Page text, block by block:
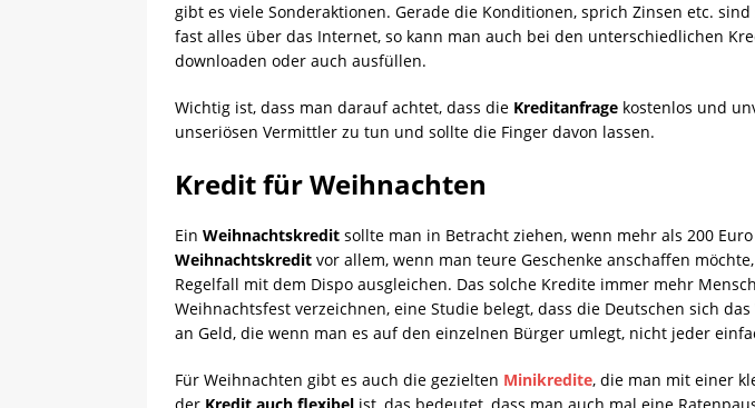
gibt es viele Sonderaktionen. Gerade die Konditionen, sprich Zinsen etc.
fast alles über das Internet, so kann man auch bei den unterschiedlichen
downloaden oder auch ausfüllen.
Wichtig ist, dass man darauf achtet, dass die Kreditanfrage kostenlos und
unseriösen Vermittler zu tun und sollte die Finger davon lassen.
Kredit für Weihnachten
Ein Weihnachtskredit sollte man in Betracht ziehen, wenn mehr als 200
Weihnachtskredit vor allem, wenn man teure Geschenke anschaffen
Regelfall mit dem Dispo ausgleichen. Das solche Kredite immer mehr
Weihnachtsfest verzeichnen, eine Studie belegt, dass die Deutschen sich
an Geld, die wenn man es auf den einzelnen Bürger umlegt, nicht jeder
Für Weihnachten gibt es auch die gezielten Minikredite, die man mit einer